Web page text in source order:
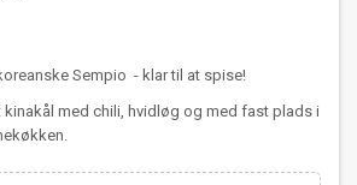
Sempio - klar til at spise!
kinakål med chili, hvidløg og med fast plads i